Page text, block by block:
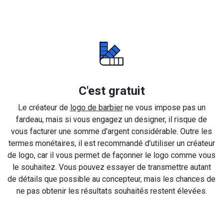
C'est gratuit
Le créateur de logo de barbierne vous impose pas un
fardeau, mais si vous engagez un designer, il risque de
vous facturer une somme d'argent considérable. Outre les
termes monétaires, il est recommandé d’utiliser un créateur
de logo, car il vous permet de façonner le logo comme vous
le souhaitez. Vous pouvez essayer de transmettre autant
de détails que possible au concepteur, mais les chances de
ne pas obtenir les résultats souhaités restent élevées.